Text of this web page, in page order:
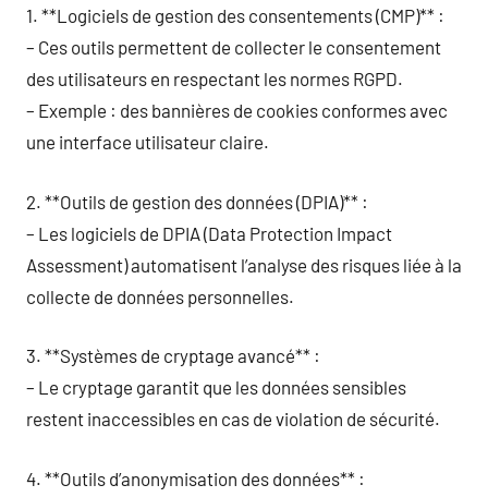
1. **Logiciels de gestion des consentements (CMP)** :
– Ces outils permettent de collecter le consentement
des utilisateurs en respectant les normes RGPD.
– Exemple : des bannières de cookies conformes avec
une interface utilisateur claire.
2. **Outils de gestion des données (DPIA)** :
– Les logiciels de DPIA (Data Protection Impact
Assessment) automatisent l’analyse des risques liée à la
collecte de données personnelles.
3. **Systèmes de cryptage avancé** :
– Le cryptage garantit que les données sensibles
restent inaccessibles en cas de violation de sécurité.
4. **Outils d’anonymisation des données** :